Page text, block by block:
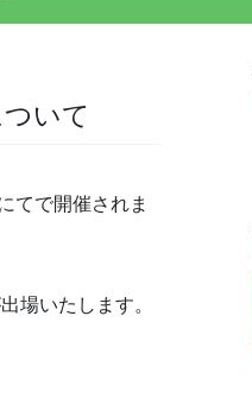
いて
てで開催されま
場いたします。